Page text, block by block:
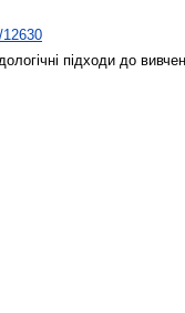
підходи до